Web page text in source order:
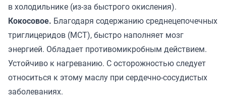
в холодильнике (из-за быстрого окисления).
Кокосовое. Благодаря содержанию среднецепочечных
триглицеридов (МСТ), быстро наполняет мозг
энергией. Обладает противомикробным действием.
Устойчиво к нагреванию. С осторожностью следует
относиться к этому маслу при сердечно-сосудистых
заболеваниях.